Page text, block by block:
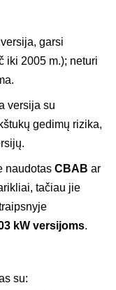
garsi
iki 2005 m.); neturi
versija su
gedimų rizika,
naudotas CBAB ar
tačiau jie
kW versijoms.
su: